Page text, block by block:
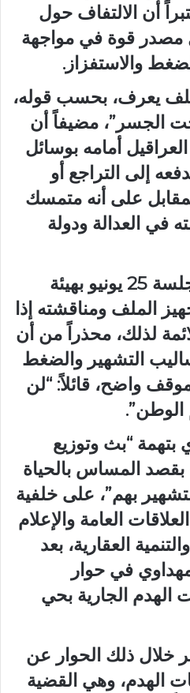
أن الالتفاف حول
مصدر قوة في مواجهة
والاستفزاز.
يعرف، بحسب قوله،
الجسر”، مضيفاً أن
أمامه بوسائل
إلى التراجع أو
على أنه متمسك
في العدالة ودولة
وأضاف أنه سيحضر جلسة 25 يونيو بهيئة
الملف ومناقشته إذا
لذلك، محذراً من أن
التشهير والضغط
واضح، قائلاً: “لن
بتهمة “بث وتوزيع
بقصد المساس بالحياة
بهم”، على خلفية
العامة والإعلام
العقارية، بعد
في حوار
الهدم الجارية بحي
خلال ذلك الحوار عن
الهدم، وهي القضية